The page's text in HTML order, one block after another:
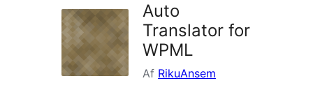
Auto
Translator for
WPML
Af RikuAnsem